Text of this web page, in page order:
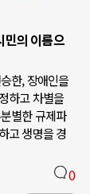
민의 이름으
한, 장애인을
하고 차별을
별한 규제파
고 생명을 경
0